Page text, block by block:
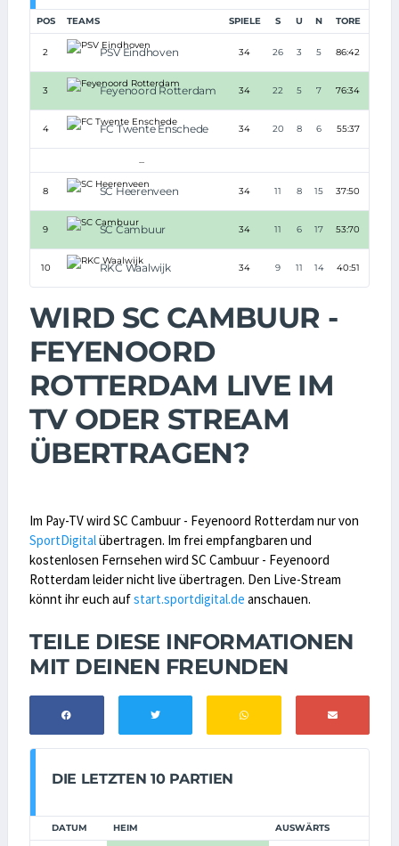
POS TEAMS SPIELE S U N TORE
2 PSV Eindhoven 34 26 3 5 86:42
3 Feyenoord Rotterdam 34 22 5 7 76:34
4 FC Twente Enschede 34 20 8 6 55:37
...
8 SC Heerenveen 34 11 8 15 37:50
9 SC Cambuur 34 11 6 17 53:70
10 RKC Waalwijk 34 9 11 14 40:51
WIRD SC CAMBUUR -
FEYENOORD
ROTTERDAM LIVE IM
TV ODER STREAM
ÜBERTRAGEN?
Im Pay-TV wird SC Cambuur - Feyenoord Rotterdam nur von
SportDigitalübertragen. Im frei empfangbaren und
kostenlosen Fernsehen wird SC Cambuur - Feyenoord
Rotterdam leider nicht live übertragen. Den Live-Stream
könnt ihr euch aufstart.sportdigital.de anschauen.
TEILE DIESE INFORMATIONEN
MIT DEINEN FREUNDEN
DIE LETZTEN 10 PARTIEN
DATUM HEIM AUSWÄRTS